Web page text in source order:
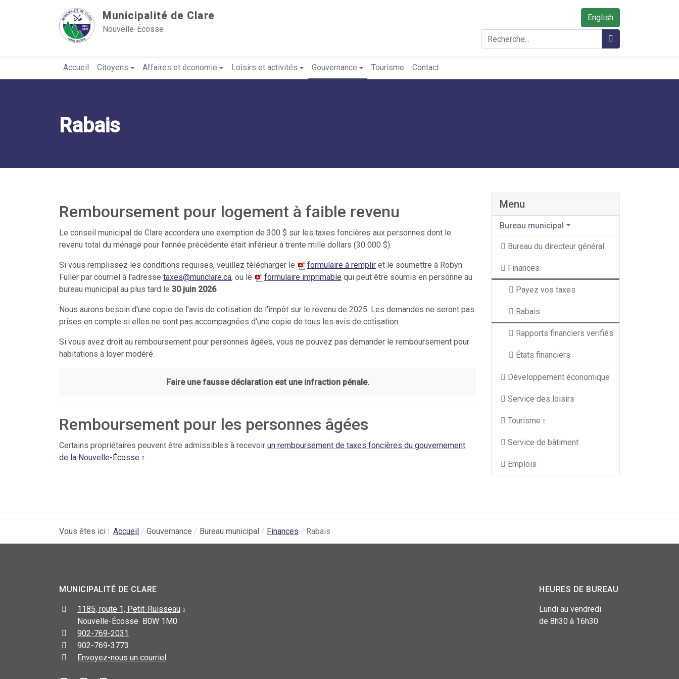
Municipalité de Clare
Nouvelle-Écosse
English
Rechercher
Accueil Citoyens Affaires et économie Loisirs et activités Gouvernance Tourisme Contact
Rabais
Remboursement pour logement à faible revenu
Le conseil municipal de Clare accordera une exemption de 300 $ sur les taxes foncières aux personnes dont le
revenu total du ménage pour l’année précédente était inférieur à trente mille dollars (30 000 $).
Si vous remplissez les conditions requises, veuillez télécharger le formulaire à remplir et le soumettre à Robyn
Fuller par courriel à l'adresse taxes@munclare.ca, ou le formulaire imprimable qui peut être soumis en personne au
bureau municipal au plus tard le 30juin 2026.
Nous aurons besoin d'une copie de l'avis de cotisation de l'impôt sur le revenu de 2025. Les demandes ne seront pas
prises en compte si elles ne sont pas accompagnées d'une copie de tous les avis de cotisation.
Si vous avez droit au remboursement pour personnes âgées, vous ne pouvez pas demander le remboursement pour
habitations à loyer modéré.
Faire une fausse déclaration est une infraction pénale.
Remboursement pour les personnes âgées
Certains propriétaires peuvent être admissibles à recevoir un remboursement de taxes foncières du gouvernement
de la Nouvelle-Écosse .
Menu
Bureau municipal
Bureau du directeur général
Finances
Payez vos taxes
Rabais
Rapports financiers verifiés
États financiers
Développement économique
Service des loisirs
Tourisme
Service de bâtiment
Emplois
Vous êtes ici : Accueil Gouvernance Bureau municipal Finances Rabais
MUNICIPALITÉ DE CLARE
1185, route 1, Petit-Ruisseau
Nouvelle-Écosse B0W 1M0
902-769-2031
902-769-3773
Envoyez-nous un courriel
HEURES DE BUREAU
Lundi au vendredi
de 8h30 à 16h30